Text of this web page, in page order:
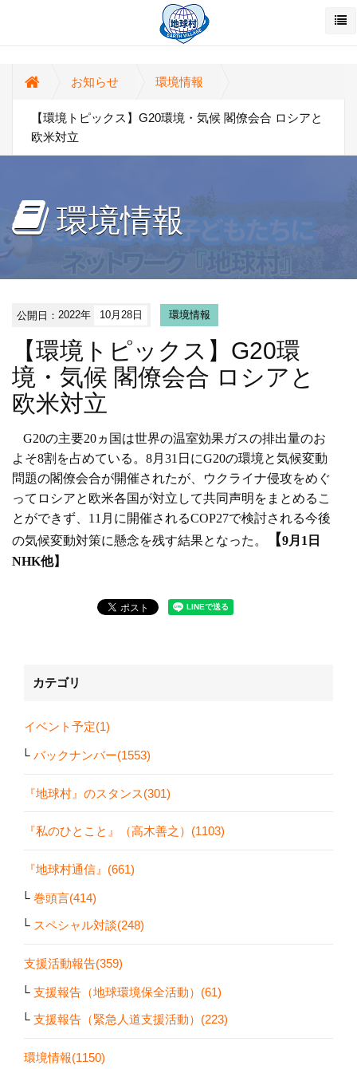
お知らせ 環境情報
【環境トピックス】G20環境・気候 閣僚会合 ロシアと
欧米対立
環境情報
公開日：2022年 10月28日 環境情報
【環境トピックス】G20環
境・気候 閣僚会合 ロシアと
欧米対立
G20の主要20ヵ国は世界の温室効果ガスの排出量のお
よそ8割を占めている。 8月 31 日にG20の環境と気候変動
問題の閣僚会合が開催されたが、ウクライナ侵攻をめぐ
ってロシアと欧米各国が対立して共同声明をまとめるこ
とができず、 11 月に開催されるCOP27で検討される今後
の気候変動対策に懸念を残す結果となった。
【9月 1 日
NHK他】
カテゴリ
イベント予定(1)
バックナンバー(1553)
『地球村』のスタンス(301)
『私のひとこと』（高木善之）(1103)
『地球村通信』(661)
巻頭言(414)
スペシャル対談(248)
支援活動報告(359)
支援報告（地球環境保全活動）(61)
支援報告（緊急人道支援活動）(223)
環境情報(1150)